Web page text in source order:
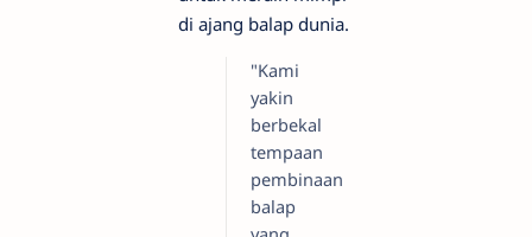
di ajang balap dunia.
"Kami
yakin
berbekal
tempaan
pembinaan
balap